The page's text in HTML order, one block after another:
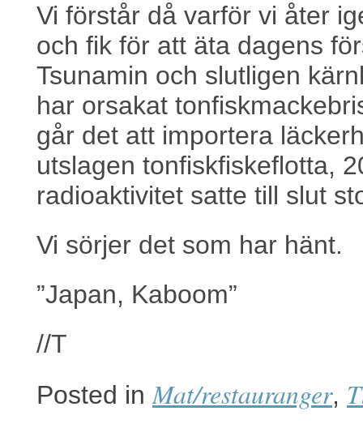
Vi förstår då varför vi åter
och fik för att äta dagens
Tsunamin och slutligen
har orsakat
går det att importera
utslagen tonfiskfiskeflotta,
radioaktivitet satte till slut
Vi sörjer det som har hänt.
”Japan, Kaboom”
//T
Posted in Mat/restauranger,